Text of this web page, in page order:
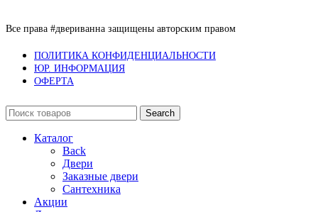
Все права #двериванна защищены авторским правом
ПОЛИТИКА КОНФИДЕНЦИАЛЬНОСТИ
ЮР. ИНФОРМАЦИЯ
ОФЕРТА
Search
Каталог
Back
Двери
Заказные двери
Сантехника
Акции